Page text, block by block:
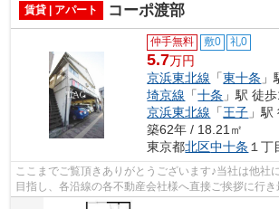
賃貸 | アパート コーポ渡部
仲手無料 敷0 礼0
5.7万円
京浜東北線 「東十条
埼京線 「十条 」駅 徒
京浜東北線 「王子 」
築62年 / 18.21㎡
東京都北区中十条 １丁
ここまでご覧頂きありがとうございます♪当社は他社
目指し、各沿線の各不動産会社様へ直接ご挨拶に行き
様へ提供しております！最新の情報は...